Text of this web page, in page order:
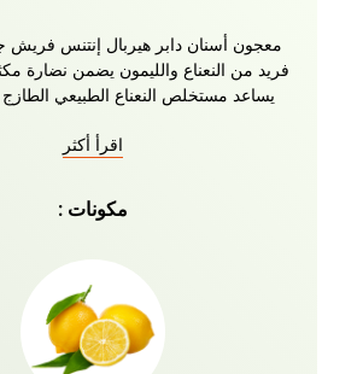
معجون أسنان دابر هيربال إنتنس فريش
فريد من النعناع والليمون يضمن نضارة
يساعد مستخلص النعناع الطبيعي
المضادة للبكتيريا والمضادة للالتهابات
تبييض ويجعل أسنانك أكثر بياضا. إنه خالي
والمواد الكيميائية الضارة. يأتي معجون
اقرأ أكثر
مكونات :